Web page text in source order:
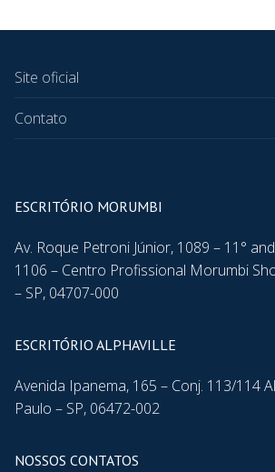
Site oficial
Contato
ESCRITÓRIO MORUMBI
Av. Roque Petroni Júnior, 1089 – 11°
1106 – Centro Profissional Morumbi
– SP, 04707-000
ESCRITÓRIO ALPHAVILLE
Avenida Ipanema, 165 – Conj. 113/114
Paulo – SP, 06472-002
NOSSOS CONTATOS